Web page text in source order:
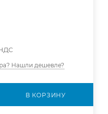
Нашли дешевле?
В КОРЗИНУ